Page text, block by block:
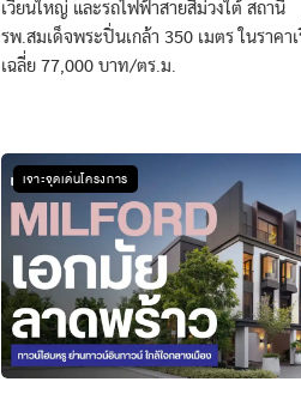
เวียนใหญ่ และรถไฟฟ้าสายสีม่วงใต้ สถานี
รพ.สมเด็จพระปิ่นเกล้า 350 เมตร ในราคา
เฉลี่ย 77,000 บาท/ตร.ม.
เจาะจุดเด่นโครงการ